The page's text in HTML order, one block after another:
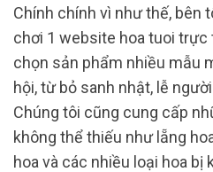
Chính chính vì như thế, bên
chơi 1 website hoa tuoi trực
chọn sản phẩm nhiều mẫu
hội, từ bỏ sanh nhật, lễ
Chúng tôi cũng cung cấp
không thể thiếu như lẵng
hoa và các nhiều loại hoa bị